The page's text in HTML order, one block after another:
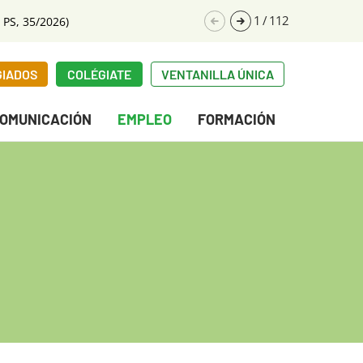
35/2026) 1 /112
COLÉGIATE VENTANILLA ÚNICA
EMPLEO FORMACIÓN